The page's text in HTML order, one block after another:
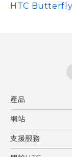
HTC Butterfly
產品
5G
智能手機
區塊鍊手機
網站
HTC Dev
HTC Research
支援服務